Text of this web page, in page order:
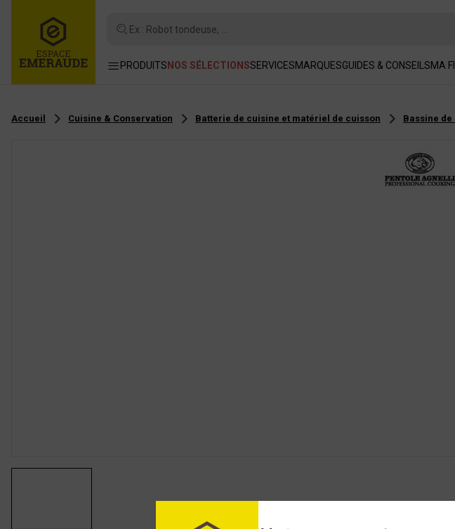
Ex : Robot tondeuse, ...
PRODUITS NOS SÉLECTIONSSERVICESMARQUESGUIDES & CONSEILSMA
Accueil Cuisine & Conservation Batterie de cuisine et matériel de cuisson Bassine